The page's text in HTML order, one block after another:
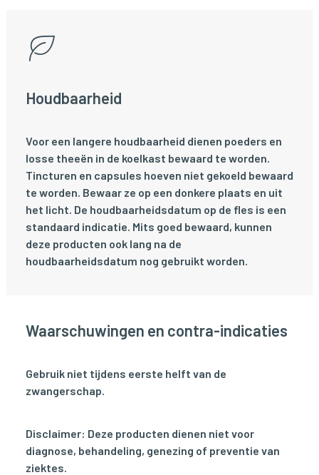
Houdbaarheid
Voor een langere houdbaarheid dienen poeders en
losse theeën in de koelkast bewaard te worden.
Tincturen en capsules hoeven niet gekoeld bewaard
te worden. Bewaar ze op een donkere plaats en uit
het licht. De houdbaarheidsdatum op de fles is een
standaard indicatie. Mits goed bewaard, kunnen
deze producten ook lang na de
houdbaarheidsdatum nog gebruikt worden.
Waarschuwingen en contra-indicaties
Gebruik niet tijdens eerste helft van de
zwangerschap.
Disclaimer: Deze producten dienen niet voor
diagnose, behandeling, genezing of preventie van
ziektes.